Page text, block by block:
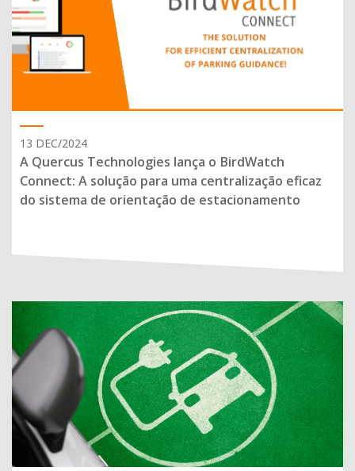
13 DEC/2024
A Quercus Technologies lança o BirdWatch
Connect: A solução para uma centralização eficaz
do sistema de orientação de estacionamento